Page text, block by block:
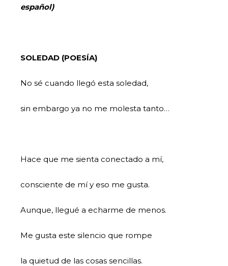
español)
SOLEDAD (POESÍA)
No sé cuando llegó esta soledad,
sin embargo ya no me molesta tanto…
Hace que me sienta conectado a mí,
consciente de mí y eso me gusta.
Aunque, llegué a echarme de menos.
Me gusta este silencio que rompe
la quietud de las cosas sencillas.